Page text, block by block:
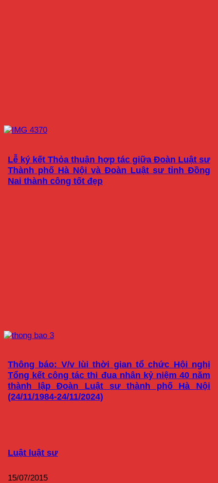
Lễ ký kết Thỏa thuận hợp tác giữa Đoàn Luật sư
Thành phố Hà Nội và Đoàn Luật sư tỉnh Đồng
Nai thành công tốt đẹp
Thông báo: V/v lùi thời gian tổ chức Hội nghị
Tổng kết công tác thi đua nhân kỷ niệm 40 năm
thành lập Đoàn Luật sư thành phố Hà Nội
(24/11/1984-24/11/2024)
Luật luật sư
15/07/2015